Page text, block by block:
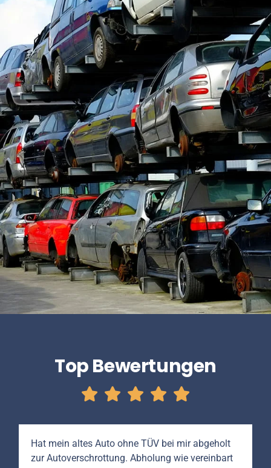
Top Bewertungen
Hat mein altes Auto ohne TÜV bei mir abgeholt
zur Autoverschrottung. Abholung wie vereinbart